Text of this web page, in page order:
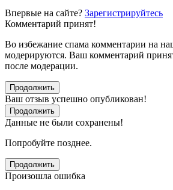
Впервые на сайте? Зарегистрируйтесь
Комментарий принят!
Во избежание спама комментарии на
модерируются. Ваш комментарий
после модерации.
Продолжить
Ваш отзыв успешно опубликован!
Продолжить
Данные не были сохранены!
Попробуйте позднее.
Продолжить
Произошла ошибка